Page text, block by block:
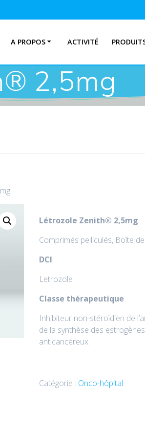
A PROPOS ACTIVITÉ
2,5mg
Létrozole Zenith® 2,5mg
Comprimés pelliculés, Boîte
DCI
Letrozole
Classe thérapeutique
Inhibiteur non-stéroïdien de
de la synthèse des
anticancéreux.
Catégorie : Onco-hôpital